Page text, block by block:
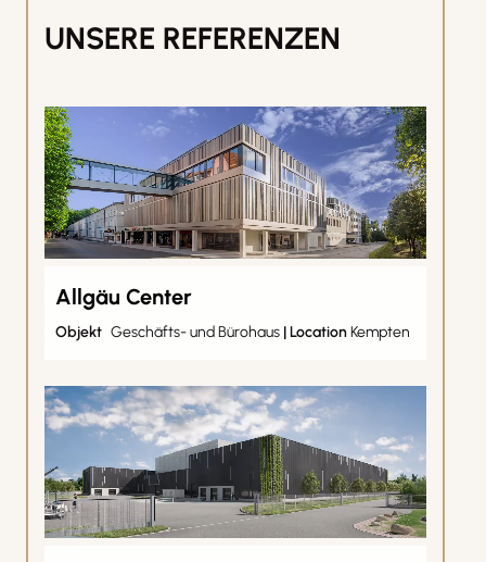
UNSERE REFERENZEN
Allgäu Center
Objekt Geschäfts- und Bürohaus |LocationKempten